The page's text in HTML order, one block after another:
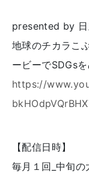
presented by 日
地球のチカラこ
ービーでSDGs
https://
【配信日時】
毎月１回_中旬